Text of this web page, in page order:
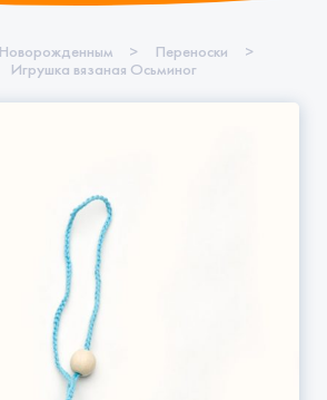
Новорожденным > Переноски
>
Игрушка вязаная Осьминог